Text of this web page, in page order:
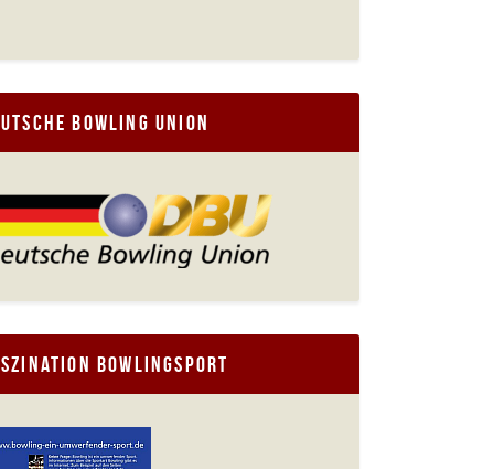
Bowling Union
Bowlingsport